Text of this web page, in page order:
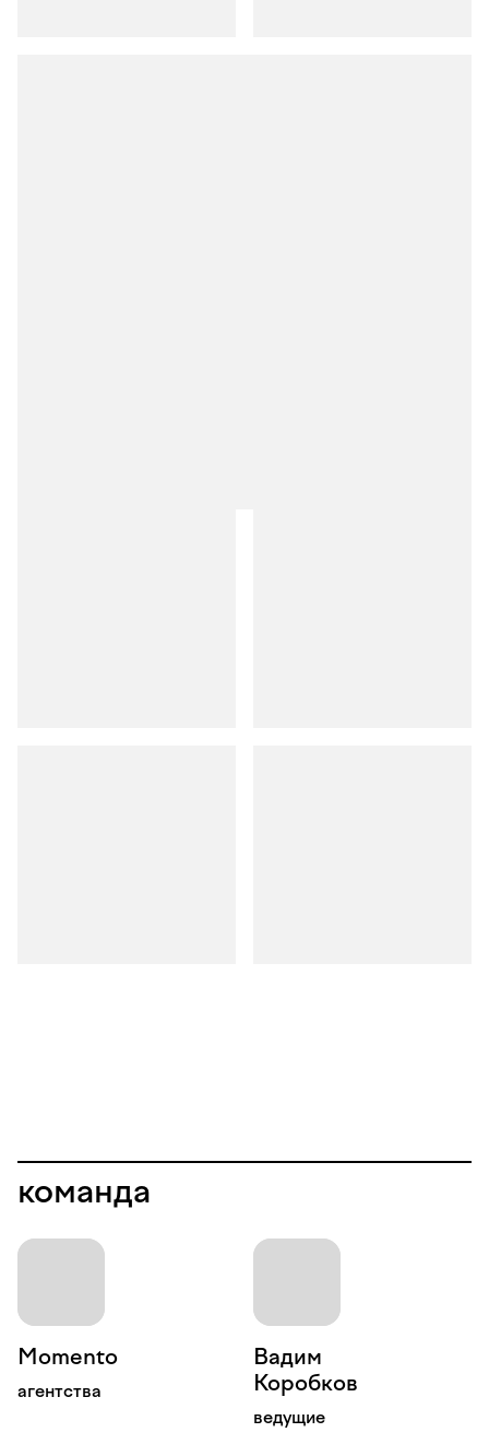
команда
агентства
Вадим
Коробков
ведущие